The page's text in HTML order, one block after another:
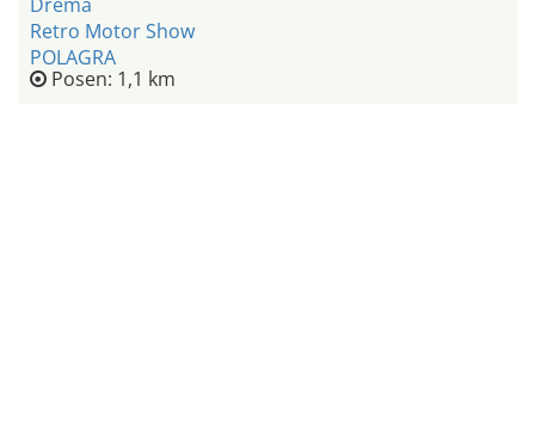
Retro Motor Show
POLAGRA
Posen: 1,1 km